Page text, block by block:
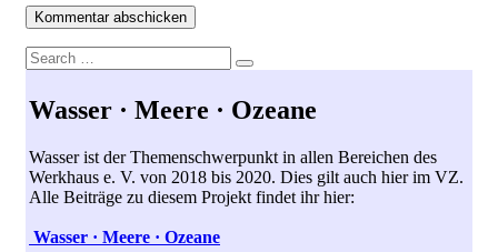
Search
for:
Search
Wasser · Meere · Ozeane
Wasser ist der Themenschwerpunkt in allen Bereichen des
Werkhaus e. V. von 2018 bis 2020. Dies gilt auch hier im VZ.
Alle Beiträge zu diesem Projekt findet ihr hier:
Wasser · Meere · Ozeane